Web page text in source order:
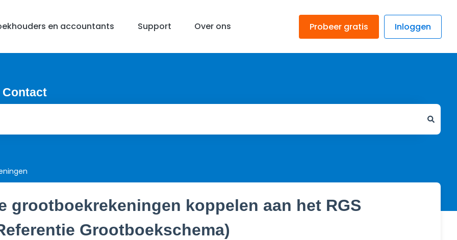
Probeer gratis Inloggen
en accountants Support Over ons
Contact
grootboekrekeningen koppelen aan het RGS
Grootboekschema)